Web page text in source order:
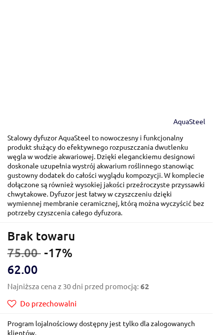
AquaSteel
Stalowy dyfuzor AquaSteel to nowoczesny i funkcjonalny
produkt służący do efektywnego rozpuszczania dwutlenku
węgla w wodzie akwariowej. Dzięki eleganckiemu designowi
doskonale uzupełnia wystrój akwarium roślinnego stanowiąc
gustowny dodatek do całości wyglądu kompozycji. W komplecie
dołączone są również wysokiej jakości przeźroczyste przyssawki
chwytakowe. Dyfuzor jest łatwy w czyszczeniu dzięki
wymiennej membranie ceramicznej, którą można wyczyścić bez
potrzeby czyszcenia całego dyfuzora.
Brak towaru
75.00 -17%
62.00
Najniższa cena z 30 dni przed promocją: 62
Do przechowalni
Program lojalnościowy dostępny jest tylko dla zalogowanych
klientów.